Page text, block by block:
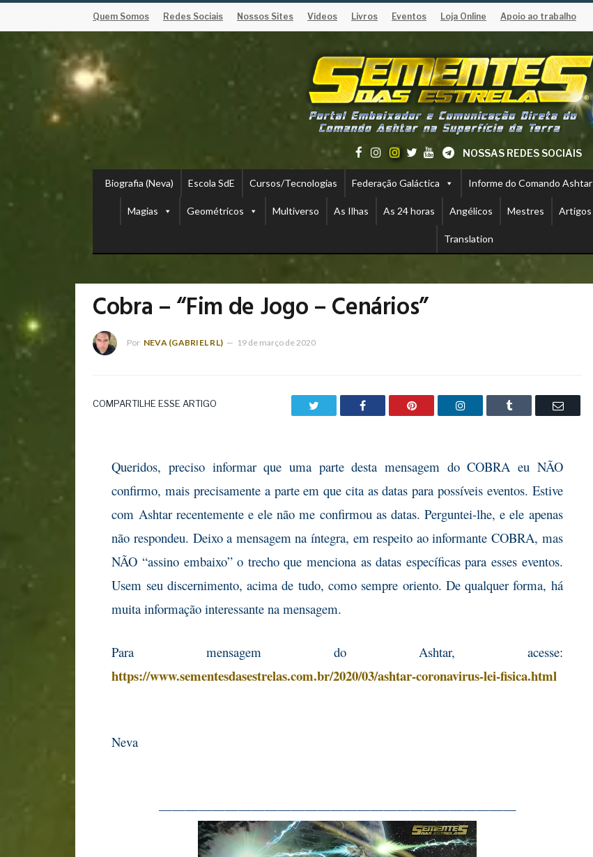
Quem Somos Redes Sociais Nossos Sites Vídeos Livros Eventos Loja Online Apoio ao trabalho
NOSSAS REDES SOCIAIS
Biografia (Neva) Escola SdE Cursos/Tecnologias Federação Galáctica Informe do Comando Ashtar
Magias Geométricos Multiverso As Ilhas As 24 horas Angélicos Mestres Artigos
Translation
Cobra – “Fim de Jogo – Cenários”
Por NEVA (GABRIEL RL) 19 de março de 2020
COMPARTILHE ESSE ARTIGO Facebook Pinterest LinkedIn Tumblr Email
Queridos, preciso informar que uma parte desta mensagem do COBRA eu NÃO
confirmo, mais precisamente a parte em que cita as datas para possíveis eventos. Estive
com Ashtar recentemente e ele não me confirmou as datas. Perguntei-lhe, e ele apenas
não respondeu. Deixo a mensagem na íntegra, em respeito ao informante COBRA, mas
NÃO “assino embaixo” o trecho que menciona as datas específicas para esses eventos.
Usem seu discernimento, acima de tudo, como sempre oriento. De qualquer forma, há
muita informação interessante na mensagem.
Para mensagem do Ashtar, acesse:
https://www.sementesdasestrelas.com.br/2020/03/ashtar-coronavirus-lei-fisica.html
Neva
———————————————————————————